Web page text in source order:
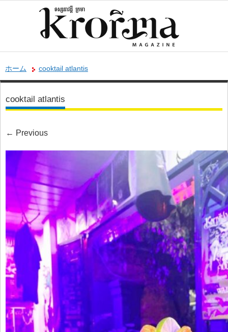
ホーム cooktail atlantis
cooktail atlantis
← Previous